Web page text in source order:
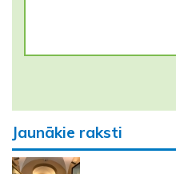
Jaunākie raksti